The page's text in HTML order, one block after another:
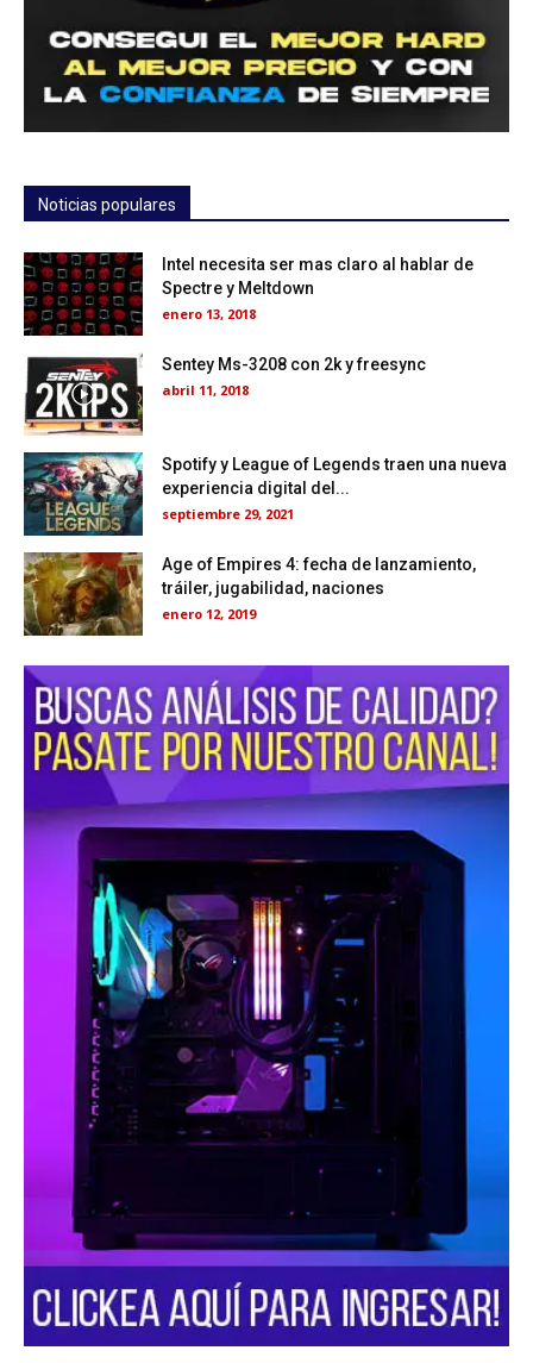
Noticias populares
Intel necesita ser mas claro al hablar de
Spectre y Meltdown
enero 13, 2018
Sentey Ms-3208 con 2k y freesync
abril 11, 2018
Spotify y League of Legends traen una nueva
experiencia digital del...
septiembre 29, 2021
Age of Empires 4: fecha de lanzamiento,
tráiler, jugabilidad, naciones
enero 12, 2019